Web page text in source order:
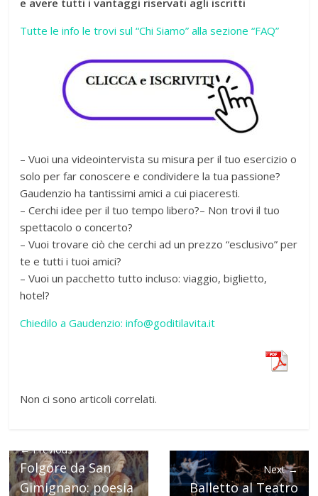
e avere tutti i vantaggi riservati agli iscritti
Tutte le info le trovi sul “Chi Siamo” alla sezione “FAQ”
– Vuoi una videointervista su misura per il tuo esercizio o
solo per far conoscere e condividere la tua passione?
Gaudenzio ha tantissimi amici a cui piaceresti.
– Cerchi idee per il tuo tempo libero?– Non trovi il tuo
spettacolo o concerto?
– Vuoi trovare ciò che cerchi ad un prezzo “esclusivo” per
te e tutti i tuoi amici?
– Vuoi un pacchetto tutto incluso: viaggio, biglietto,
hotel?
Chiedilo a Gaudenzio: info@goditilavita.it
Non ci sono articoli correlati.
← Previous
Folgóre da San
Gimignano: poesia
Next →
Balletto al Teatro